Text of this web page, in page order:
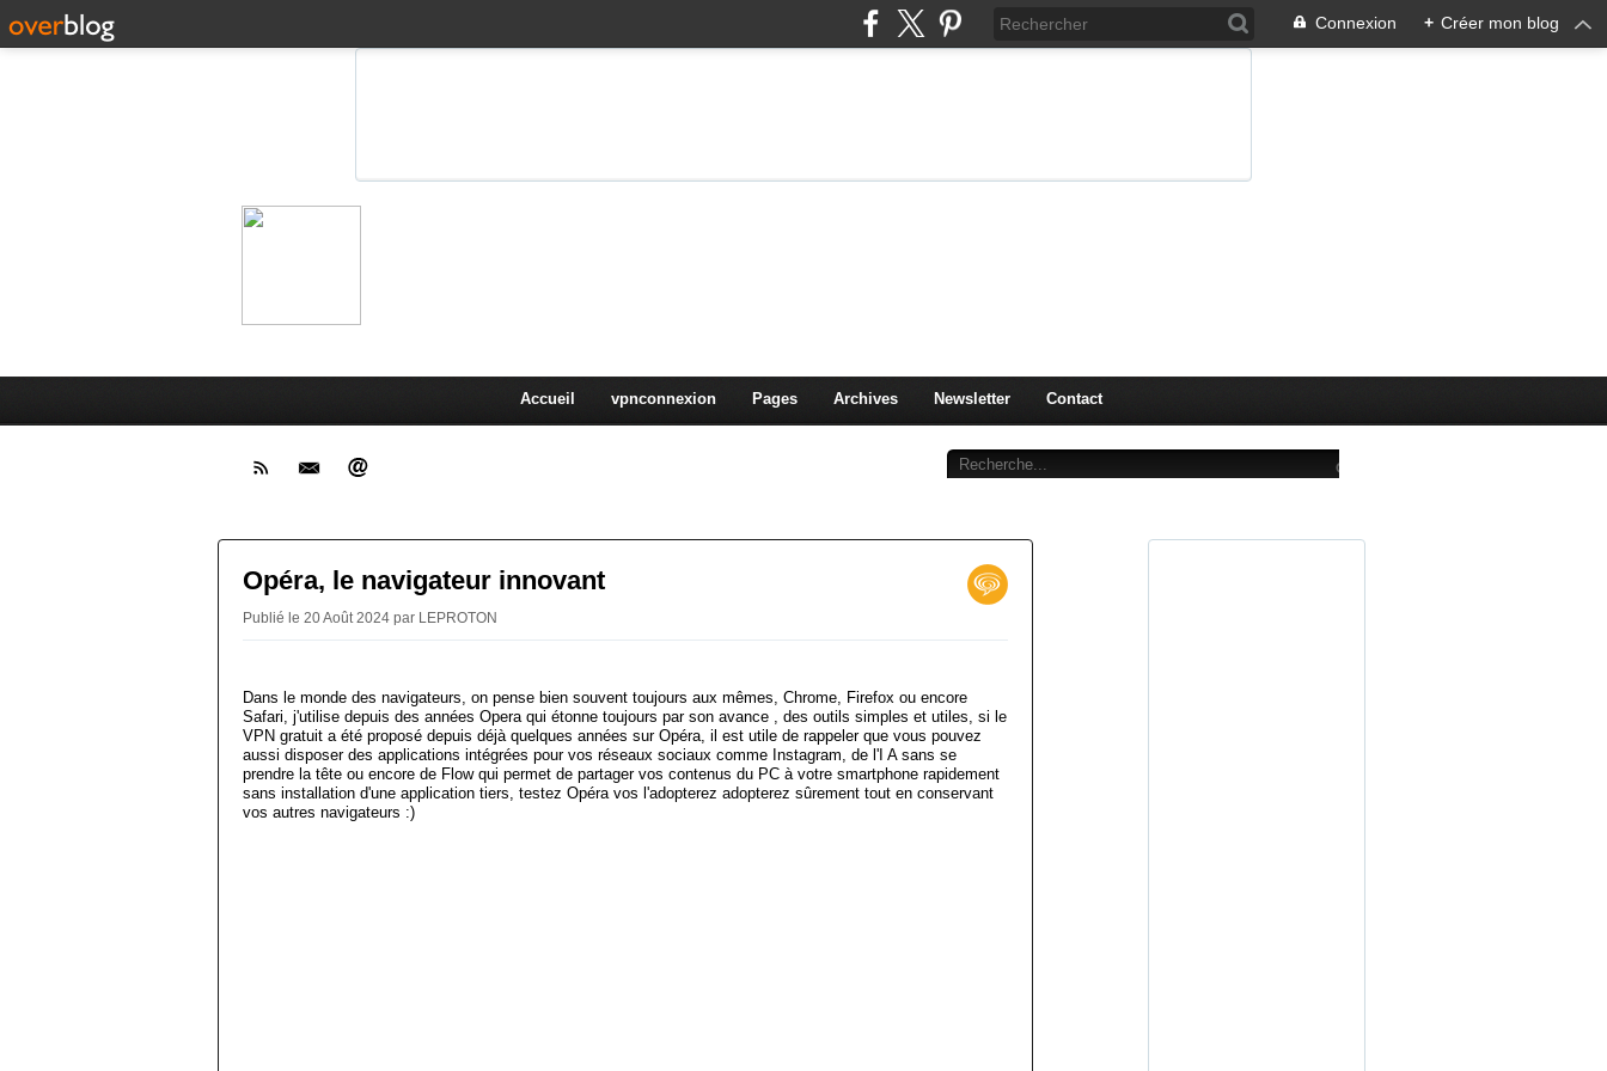
Connexion + Créer mon blog
Accueil vpnconnexion Pages Archives Newsletter Contact
Opéra, le navigateur innovant
Publié le 20 Août 2024 par LEPROTON
Dans le monde des navigateurs, on pense bien souvent toujours aux mêmes, Chrome, Firefox ou encore
Safari, j'utilise depuis des années Opera qui étonne toujours par son avance , des outils simples et utiles, si le
VPN gratuit a été proposé depuis déjà quelques années sur Opéra, il est utile de rappeler que vous pouvez
aussi disposer des applications intégrées pour vos réseaux sociaux comme Instagram, de l'I A sans se
prendre la tête ou encore de Flow qui permet de partager vos contenus du PC à votre smartphone rapidement
sans installation d'une application tiers, testez Opéra vos l'adopterez adopterez sûrement tout en conservant
vos autres navigateurs :)